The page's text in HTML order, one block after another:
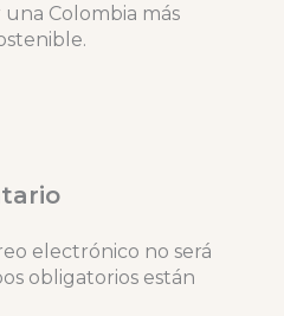
Colombia más
electrónico no será
obligatorios están